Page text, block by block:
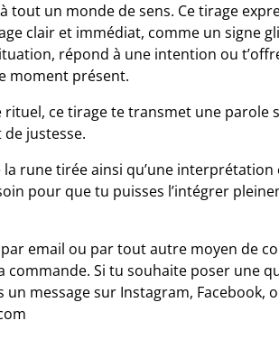
tout un monde de sens. Ce tirage
clair et immédiat, comme un signe
répond à une intention ou
moment présent.
rituel, ce tirage te transmet une parole
justesse.
la rune tirée ainsi qu’une
pour que tu puisses l’intégrer
par email ou par tout autre moyen de
commande. Si tu souhaite poser une
message sur Instagram, Facebook,